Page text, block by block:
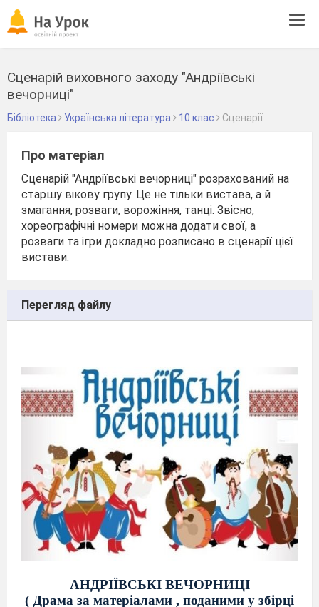
Сценарій виховного заходу "Андріївські
вечорниці"
Бібліотека Українська література 10 клас Сценарії
Про матеріал
Сценарій "Андріївські вечорниці" розрахований на
старшу вікову групу. Це не тільки вистава, а й
змагання, розваги, ворожіння, танці. Звісно,
хореографічні номери можна додати свої, а
розваги та ігри докладно розписано в сценарії цієї
вистави.
Перегляд файлу
АНДРІЇВСЬКІ ВЕЧОРНИЦІ
( Драма за матеріалами , поданими у збірці